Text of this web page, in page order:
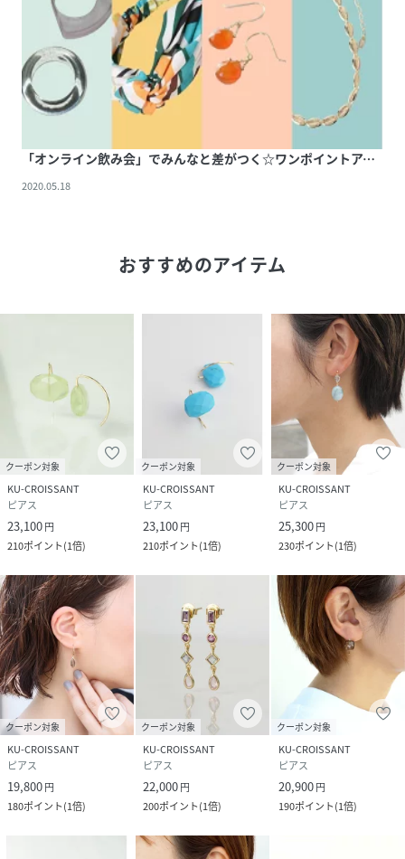
る場合がございますが、こちらは不良の対象外となります。
またリニューアルに伴い画像のものと異なる場合がございま
す。予めご了承くださいませ。
日本発のブランド ― anq. / アンク ―
メイドインジャパンにこだわったジュエリーを、銀座のアト
品番
AE4769_S0KP121001Z
S0KP121001Z-24-0 AE4769
性別タイプ レディース
原産国 日本
素材
フック:K18YG
サイズ
品番
AE4769_S0KP121001Z
S0KP121001Z-24-0 AE4769
「オンライン飲み会」でみんなと差がつく☆ワンポイントアクセ特集
2020.05.18
おすすめのアイテム
クーポン対象
KU-CROISSANT
ピアス
23,100円
210ポイント(1倍)
クーポン対象
KU-CROISSANT
ピアス
23,100円
210ポイント(1倍)
クーポン対象
KU-CROISSANT
ピアス
25,300円
230ポイント(1倍)
クーポン対象
KU-CROISSANT
ピアス
19,800円
180ポイント(1倍)
クーポン対象
KU-CROISSANT
ピアス
22,000円
200ポイント(1倍)
クーポン対象
KU-CROISSANT
ピアス
20,900円
190ポイント(1倍)